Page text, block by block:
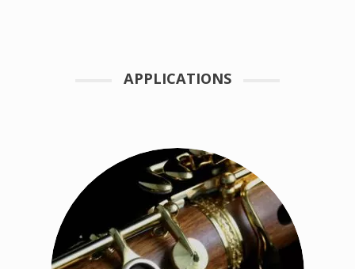
APPLICATIONS